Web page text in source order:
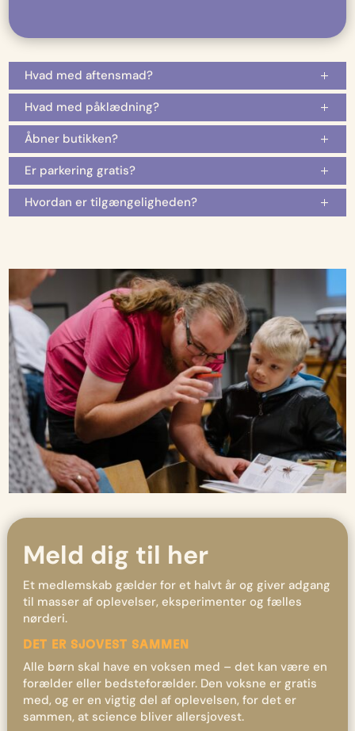
Hvad med aftensmad?
Hvad med påklædning?
Åbner butikken?
Er parkering gratis?
Hvordan er tilgængeligheden?
Meld dig til her
Et medlemskab gælder for et halvt år og giver adgang
til masser af oplevelser, eksperimenter og fælles
nørderi.
DET ER SJOVEST SAMMEN
Alle børn skal have en voksen med – det kan være en
forælder eller bedsteforælder. Den voksne er gratis
med, og er en vigtig del af oplevelsen, for det er
sammen, at science bliver allersjovest.